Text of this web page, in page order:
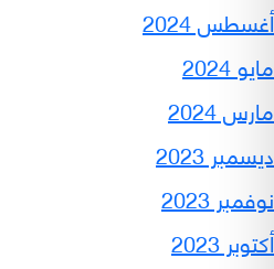
أغسطس 2024
مايو 2024
مارس 2024
ديسمبر 2023
نوفمبر 2023
أكتوبر 2023